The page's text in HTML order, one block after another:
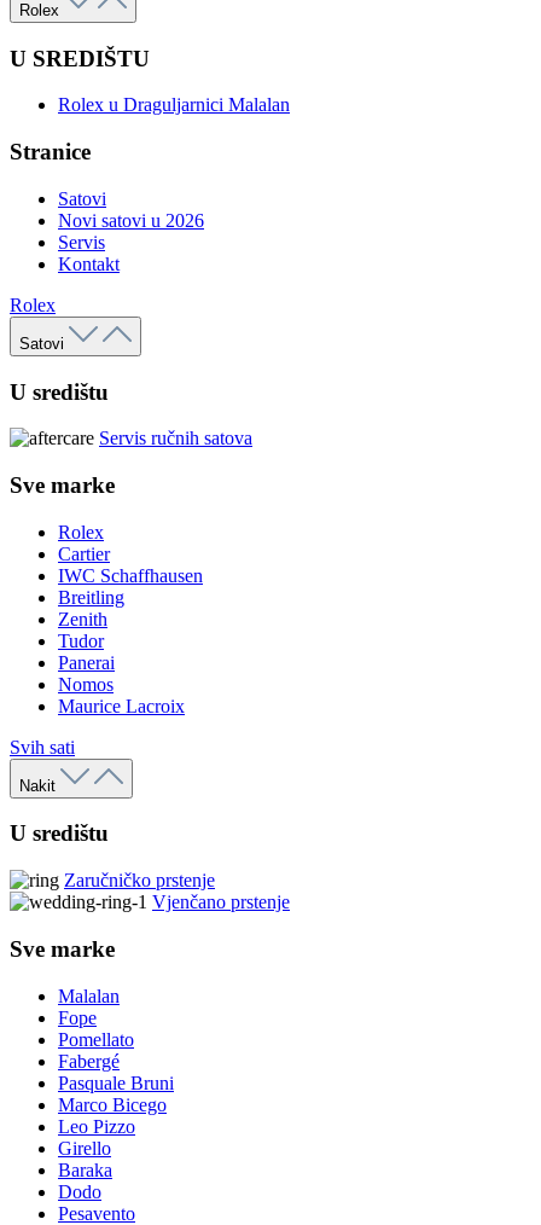
Rolex
U SREDIŠTU
Rolex u Draguljarnici Malalan
Stranice
Satovi
Novi satovi u 2026
Servis
Kontakt
Rolex
Satovi
U središtu
Servis ručnih satova
Sve marke
Rolex
Cartier
IWC Schaffhausen
Breitling
Zenith
Tudor
Panerai
Nomos
Maurice Lacroix
Svih sati
Nakit
U središtu
Zaručničko prstenje
Vjenčano prstenje
Sve marke
Malalan
Fope
Pomellato
Fabergé
Pasquale Bruni
Marco Bicego
Leo Pizzo
Girello
Baraka
Dodo
Pesavento